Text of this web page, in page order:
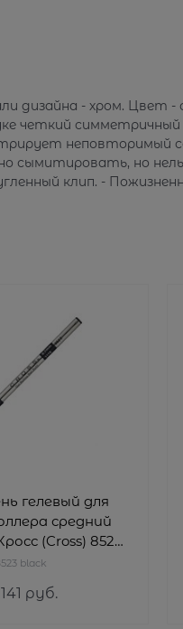
дизайна - хром. Цвет -
четкий симметричный
неповторимый
сымитировать, но
клип. -
гелевый для
средний
(Cross) 8523
black
black
руб.